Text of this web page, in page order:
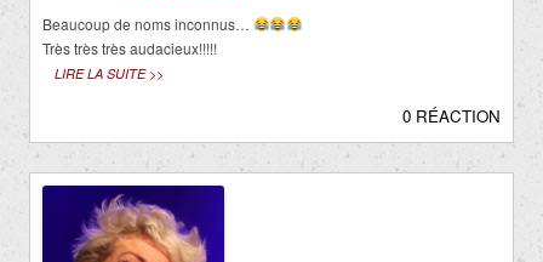
Beaucoup de noms inconnus…
Très très très audacieux!!!!!
LIRE LA SUITE >>
0 RÉACTION